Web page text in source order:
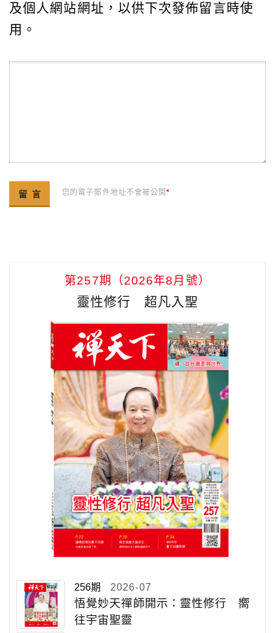
及個人網站網址，以供下次發佈留言時使
用。
您的電子郵件地址不會被公開*
第257期（2026年8月號）
靈性修行 超凡入聖
256期 2026-07
悟覺妙天禪師開示：靈性修行 嚮
往宇宙聖靈